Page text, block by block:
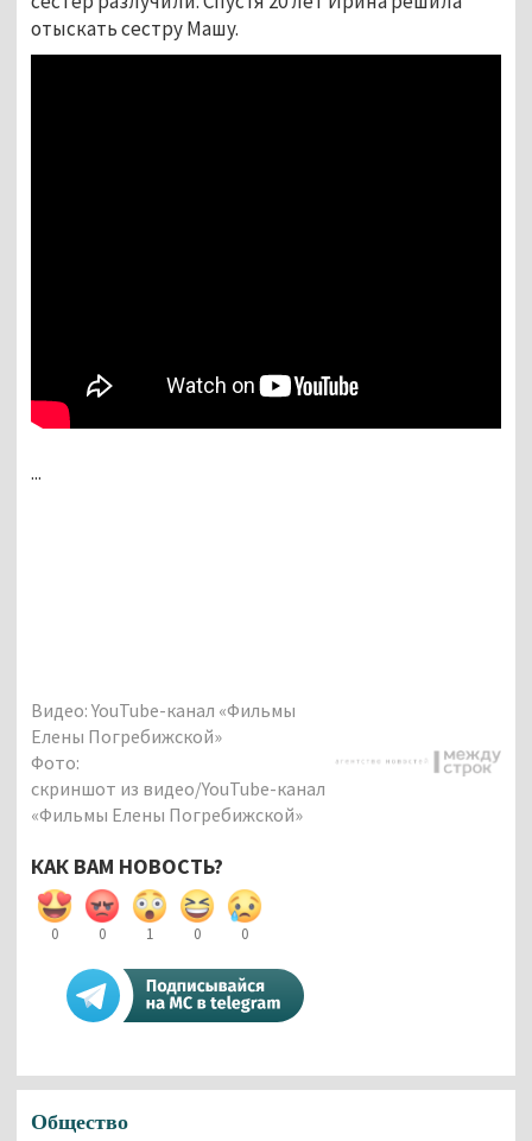
отыскать сестру Машу.
...
Видео: YouTube-канал «Фильмы
Елены Погребижской»
Фото:
скриншот из видео/YouTube-канал
«Фильмы Елены Погребижской»
КАК ВАМ НОВОСТЬ?
0 0 1 0 0
Общество